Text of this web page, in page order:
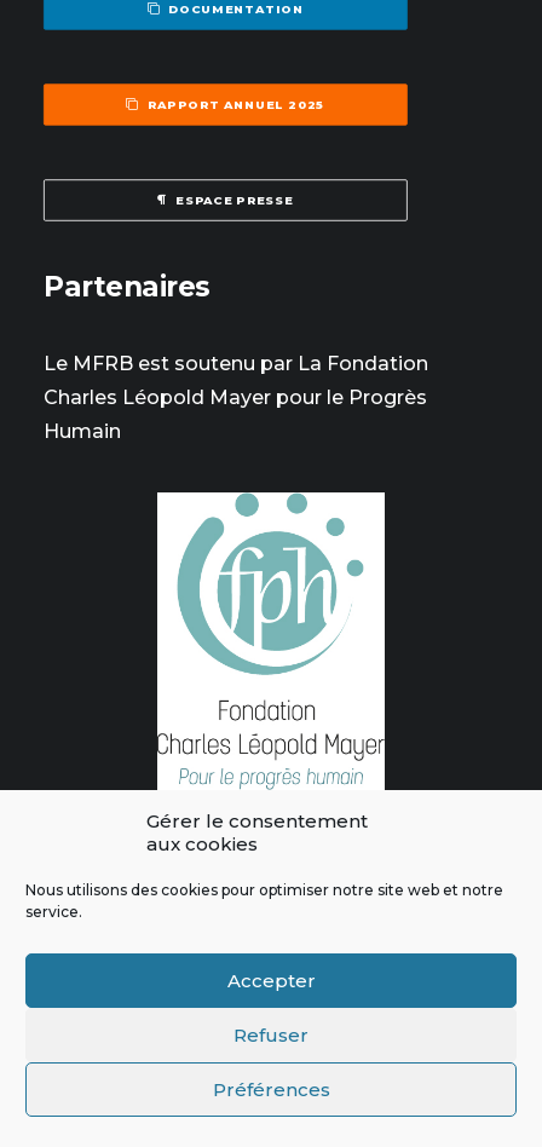
Gérer le consentement
aux cookies
Nous utilisons des cookies pour optimiser notre site web et notre
service.
Accepter
Refuser
Préférences
DOCUMENTATION
RAPPORT ANNUEL 2025
ESPACE PRESSE
Partenaires
Le MFRB est soutenu par La Fondation
Charles Léopold Mayer pour le Progrès
Humain
L'intégralité des contenus de ce site sont publiés sous licence
|Politique de confidentialité